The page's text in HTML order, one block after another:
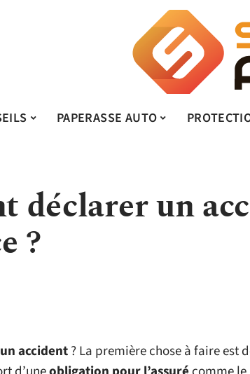
PAPERASSE AUTO
déclarer un
?
accident? La première chose à faire est